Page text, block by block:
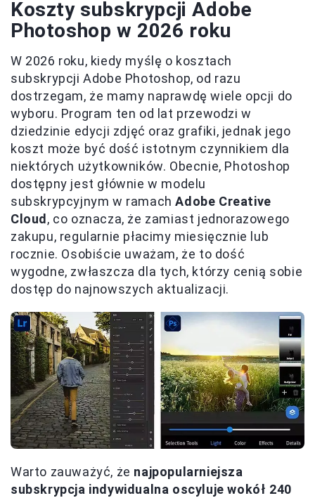
Koszty subskrypcji Adobe
Photoshop w 2026 roku
W 2026 roku, kiedy myślę o kosztach
subskrypcji Adobe Photoshop, od razu
dostrzegam, że mamy naprawdę wiele opcji do
wyboru. Program ten od lat przewodzi w
dziedzinie edycji zdjęć oraz grafiki, jednak jego
koszt może być dość istotnym czynnikiem dla
niektórych użytkowników. Obecnie, Photoshop
dostępny jest głównie w modelu
subskrypcyjnym w ramachAdobe Creative
Cloud , co oznacza, że zamiast jednorazowego
zakupu, regularnie płacimy miesięcznie lub
rocznie. Osobiście uważam, że to dość
wygodne, zwłaszcza dla tych, którzy cenią sobie
dostęp do najnowszych aktualizacji.
Warto zauważyć, że najpopularniejsza
subskrypcja indywidualna oscyluje wokół 240